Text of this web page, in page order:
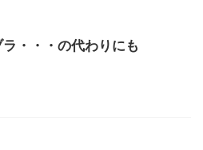
・・・の代わりにも